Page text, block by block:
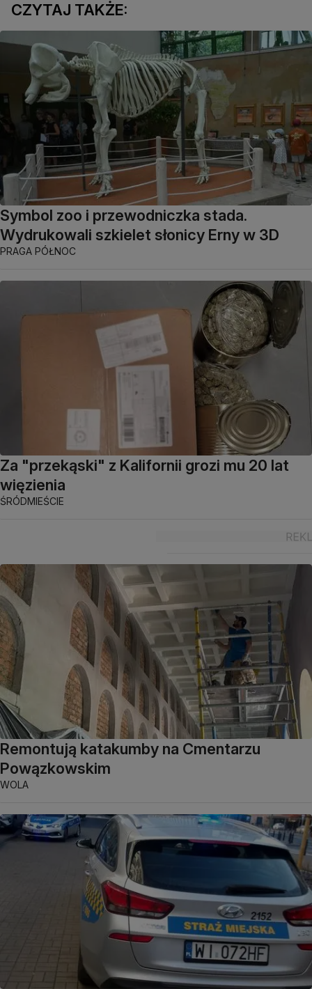
CZYTAJ TAKŻE:
Symbol zoo i przewodniczka stada.
Wydrukowali szkielet słonicy Erny w 3D
PRAGA PÓŁNOC
Za "przekąski" z Kalifornii grozi mu 20 lat
więzienia
ŚRÓDMIEŚCIE
Remontują katakumby na Cmentarzu
Powązkowskim
WOLA